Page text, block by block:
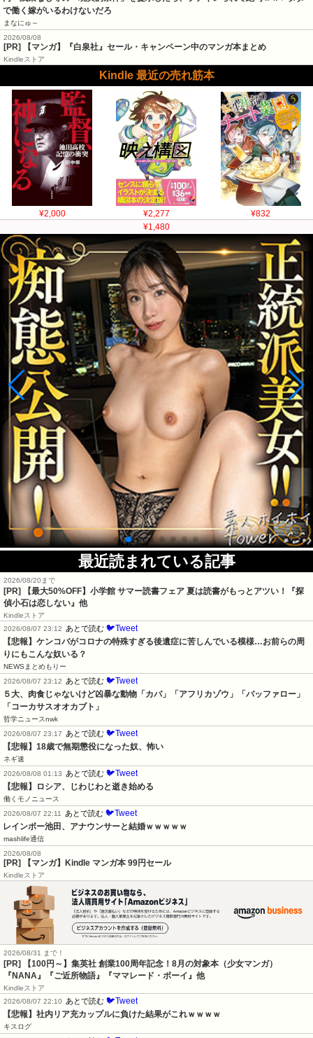
で働く嫁がいるわけないだろ
まなにゅ～
2026/08/08
[PR] 【マンガ】『白泉社』セール・キャンペーン中のマンガ本まとめ
Kindleストア
Kindle 最近の売れ筋本
¥2,000 ¥2,277
¥832
¥1,480
最近読まれている記事
2026/08/20まで
[PR]
【最大50%OFF】小学館 サマー読書フェア 夏は読書がもっとアツい！『探
偵小石は恋しない』他
Kindleストア
2026/08/07 23:12
あとで読む 🐦Tweet
【悲報】ケンコバがコロナの特殊すぎる後遺症に苦しんでいる模様…お前らの周
りにもこんな奴いる？
NEWSまとめもりー
2026/08/07 23:12
あとで読む 🐦Tweet
５大、肉食じゃないけど凶暴な動物「カバ」「アフリカゾウ」「バッファロー」
「コーカサスオオカブト」
哲学ニュースnwk
2026/08/07 23:17
あとで読む 🐦Tweet
【悲報】18歳で無期懲役になった奴、怖い
ネギ速
2026/08/08 01:13
あとで読む 🐦Tweet
【悲報】ロシア、じわじわと逝き始める
働くモノニュース
2026/08/07 22:11
あとで読む 🐦Tweet
レインボー池田、アナウンサーと結婚ｗｗｗｗｗ
mashlife通信
2026/08/08
[PR] 【マンガ】Kindle マンガ本 99円セール
Kindleストア
2026/08/31 まで！
[PR]
【100円～】集英社 創業100周年記念！8月の対象本（少女マンガ）
『NANA』『ご近所物語』『ママレード・ボーイ』他
Kindleストア
2026/08/07 22:10
あとで読む 🐦Tweet
【悲報】社内リア充カップルに負けた結果がこれｗｗｗｗ
キスログ